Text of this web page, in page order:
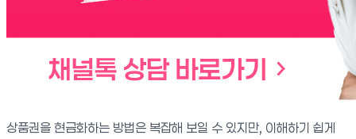
상품권을 현금화하는 방법은 복잡해 보일 수 있지만, 이해하기 쉽게